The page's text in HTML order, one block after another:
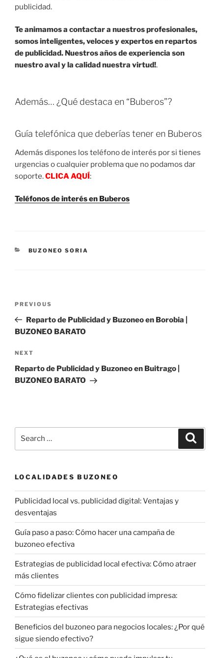
publicidad.
Te animamos a contactar a nuestros profesionales,
somos inteligentes, veloces y expertos en repartos
de publicidad. Nuestros años de experiencia son
nuestro aval y la calidad nuestra virtud!.
Además… ¿Qué destaca en “Buberos”?
Guía telefónica que deberías tener en Buberos
Además dispones los teléfono de interés por si tienes
urgencias o cualquier problema que no podamos dar
soporte.CLICA AQUÍ:
Teléfonos de interés en Buberos
CATEGORIES
BUZONEO SORIA
Previous
Post
PREVIOUS
Reparto de Publicidad y Buzoneo en Borobia |
BUZONEO BARATO
Next
Post
NEXT
Reparto de Publicidad y Buzoneo en Buitrago |
BUZONEO BARATO
LOCALIDADES BUZONEO
Publicidad local vs. publicidad digital: Ventajas y
desventajas
Guía paso a paso: Cómo hacer una campaña de
buzoneo efectiva
Estrategias de publicidad local efectiva: Cómo atraer
más clientes
Cómo fidelizar clientes con publicidad impresa:
Estrategias efectivas
Beneficios del buzoneo para negocios locales: ¿Por qué
sigue siendo efectivo?